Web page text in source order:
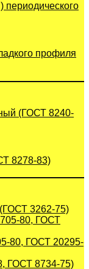
профиля
(ГОСТ 8240-
8278-83)
3262-75)
80, ГОСТ 20295-